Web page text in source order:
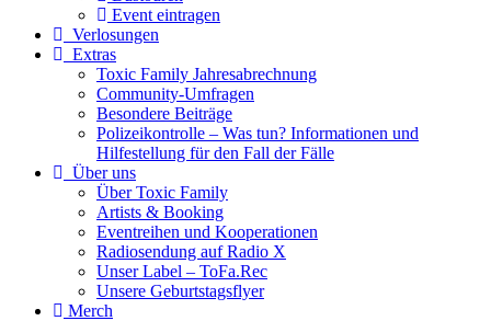
Event eintragen
Verlosungen
Extras
Toxic Family Jahresabrechnung
Community-Umfragen
Besondere Beiträge
Polizeikontrolle – Was tun? Informationen und
Hilfestellung für den Fall der Fälle
Über uns
Über Toxic Family
Artists & Booking
Eventreihen und Kooperationen
Radiosendung auf Radio X
Unser Label – ToFa.Rec
Unsere Geburtstagsflyer
Merch